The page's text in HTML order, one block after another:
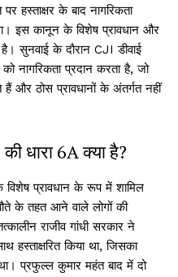
हस्ताक्षर के बाद नागरिकता
इस कानून के विशेष प्रावधान और
है। सुनवाई के दौरान CJI डीवाई
नागरिकता प्रदान करता है, जो
और ठोस प्रावधानों के अंतर्गत नहीं
धारा 6A क्या है?
विशेष प्रावधान के रूप में शामिल
के तहत आने वाले लोगों की
राजीव गांधी सरकार ने
किया था, जिसका
प्रफुल्ल कुमार महंत बाद में दो